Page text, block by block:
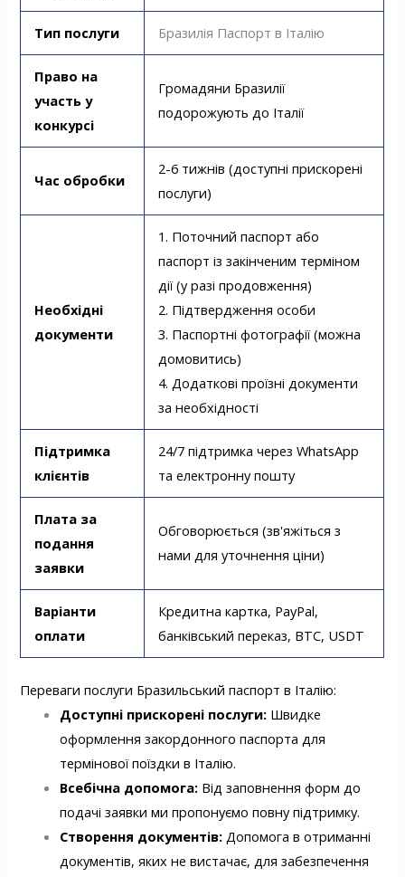
Тип послуги Бразилія Паспорт в Італію
Право на
участь у
конкурсі
Громадяни Бразилії
подорожують до Італії
Час обробки
2-6 тижнів (доступні прискорені
послуги)
Необхідні
документи
1. Поточний паспорт або
паспорт із закінченим терміном
дії (у разі продовження)
2. Підтвердження особи
3. Паспортні фотографії (можна
домовитись)
4. Додаткові проїзні документи
за необхідності
Підтримка
клієнтів
24/7 підтримка через WhatsApp
та електронну пошту
Плата за
подання
заявки
Обговорюється (зв'яжіться з
нами для уточнення ціни)
Варіанти
оплати
Кредитна картка, PayPal,
банківський переказ, BTC, USDT
Переваги послуги Бразильський паспорт в Італію:
Доступні прискорені послуги: Швидке
оформлення закордонного паспорта для
термінової поїздки в Італію.
Всебічна допомога: Від заповнення форм до
подачі заявки ми пропонуємо повну підтримку.
Створення документів: Допомога в отриманні
документів, яких не вистачає, для забезпечення